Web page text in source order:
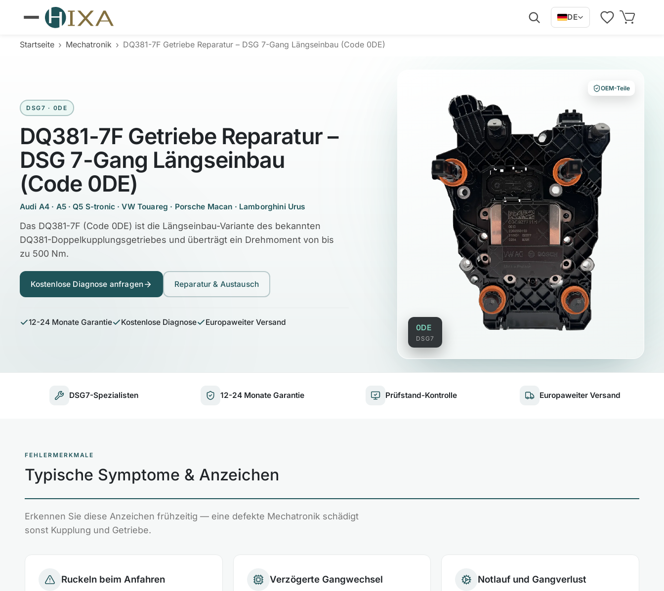
DE
Startseite › Mechatronik › DQ381-7F Getriebe Reparatur – DSG 7-Gang Längseinbau (Code 0DE)
DSG7 · 0DE
DQ381-7F Getriebe Reparatur –
DSG 7-Gang Längseinbau
(Code 0DE)
Audi A4 · A5 · Q5 S-tronic · VW Touareg · Porsche Macan · Lamborghini Urus
Das DQ381-7F (Code 0DE) ist die Längseinbau-Variante des bekannten
DQ381-Doppelkupplungsgetriebes und überträgt ein Drehmoment von bis
zu 500 Nm.
Kostenlose Diagnose anfragen Reparatur & Austausch
12-24 Monate Garantie Kostenlose Diagnose Europaweiter Versand
OEM-Teile
0DE
DSG7
DSG7-Spezialisten 12-24 Monate Garantie Prüfstand-Kontrolle Europaweiter Versand
FEHLERMERKMALE
Typische Symptome & Anzeichen
Erkennen Sie diese Anzeichen frühzeitig — eine defekte Mechatronik schädigt
sonst Kupplung und Getriebe.
Ruckeln beim Anfahren Verzögerte Gangwechsel Notlauf und Gangverlust